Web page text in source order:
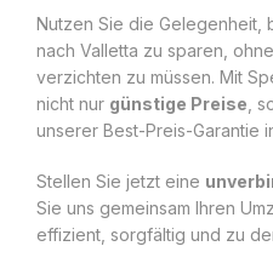
Nutzen Sie die Gelegenheit,
nach Valletta zu sparen,
verzichten zu müssen. Mit
nicht nur günstige Preise ,
unserer Best-Preis-Garantie
Stellen Sie jetzt eine
Sie uns gemeinsam Ihren
effizient, sorgfältig und zu